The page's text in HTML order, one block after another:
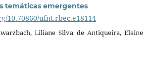
temáticas emergentes
10.70860/ufnt.rbec.e18114
Liliane Silva de Antiqueira, Elaine